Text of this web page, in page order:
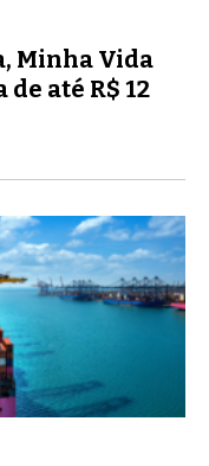
Minha Vida
até R$ 12